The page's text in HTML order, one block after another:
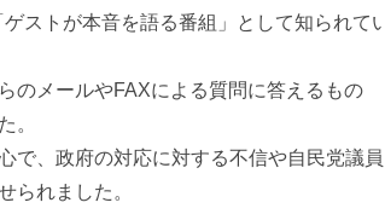
ストが本音を語る番組」として知られて
のメールやFAXによる質問に答えるもの
。
で、政府の対応に対する不信や自民党議員
られました。